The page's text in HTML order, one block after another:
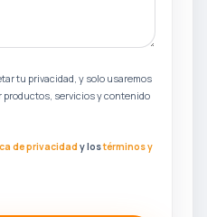
tu privacidad, y solo usaremos
servicios y contenido
de privacidad y lostérminos y